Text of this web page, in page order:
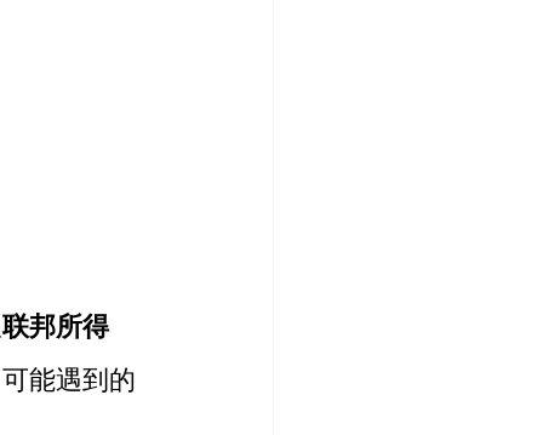
联邦所得
能遇到的